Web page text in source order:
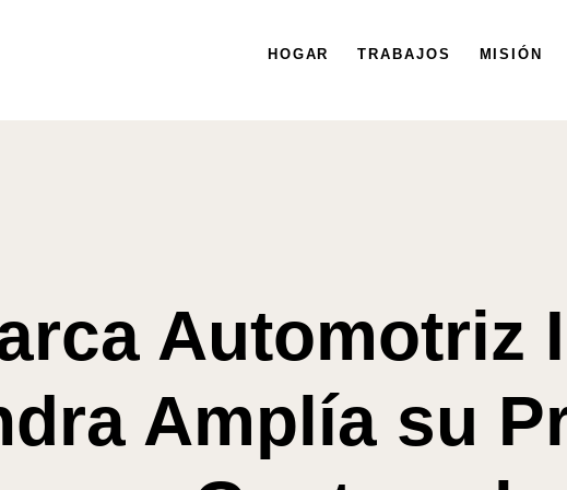
HOGAR TRABAJOS MISIÓN
HOGAR TRABAJOS MISIÓN
Automotriz
Amplía su